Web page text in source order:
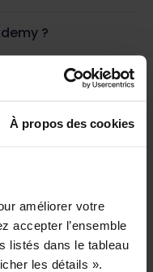
À propos des cookies
améliorer votre
accepter l’ensemble
listés dans le tableau
les détails ».
?